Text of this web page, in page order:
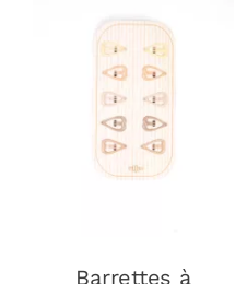
DÉTAILS
Barrettes à